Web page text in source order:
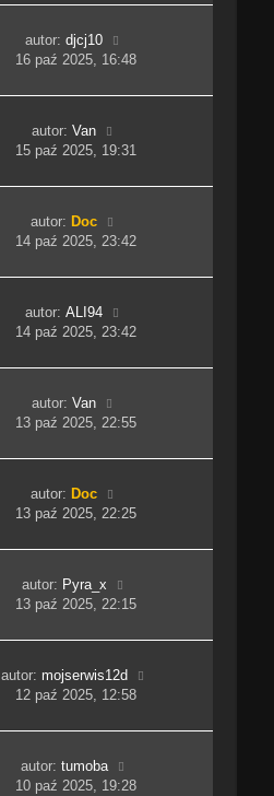
autor:djcj10
16 paź 2025, 16:48
autor:Van
15 paź 2025, 19:31
autor: Doc
14 paź 2025, 23:42
autor:ALI94
14 paź 2025, 23:42
autor:Van
13 paź 2025, 22:55
autor: Doc
13 paź 2025, 22:25
autor: Pyra_x
13 paź 2025, 22:15
autor: mojserwis12d
12 paź 2025, 12:58
autor: tumoba
10 paź 2025, 19:28